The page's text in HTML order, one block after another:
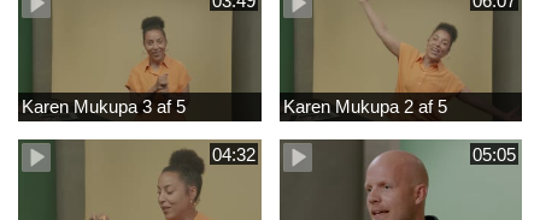
Karen Mukupa 3 af 5 Karen Mukupa 2 af 5
04:32 05:05